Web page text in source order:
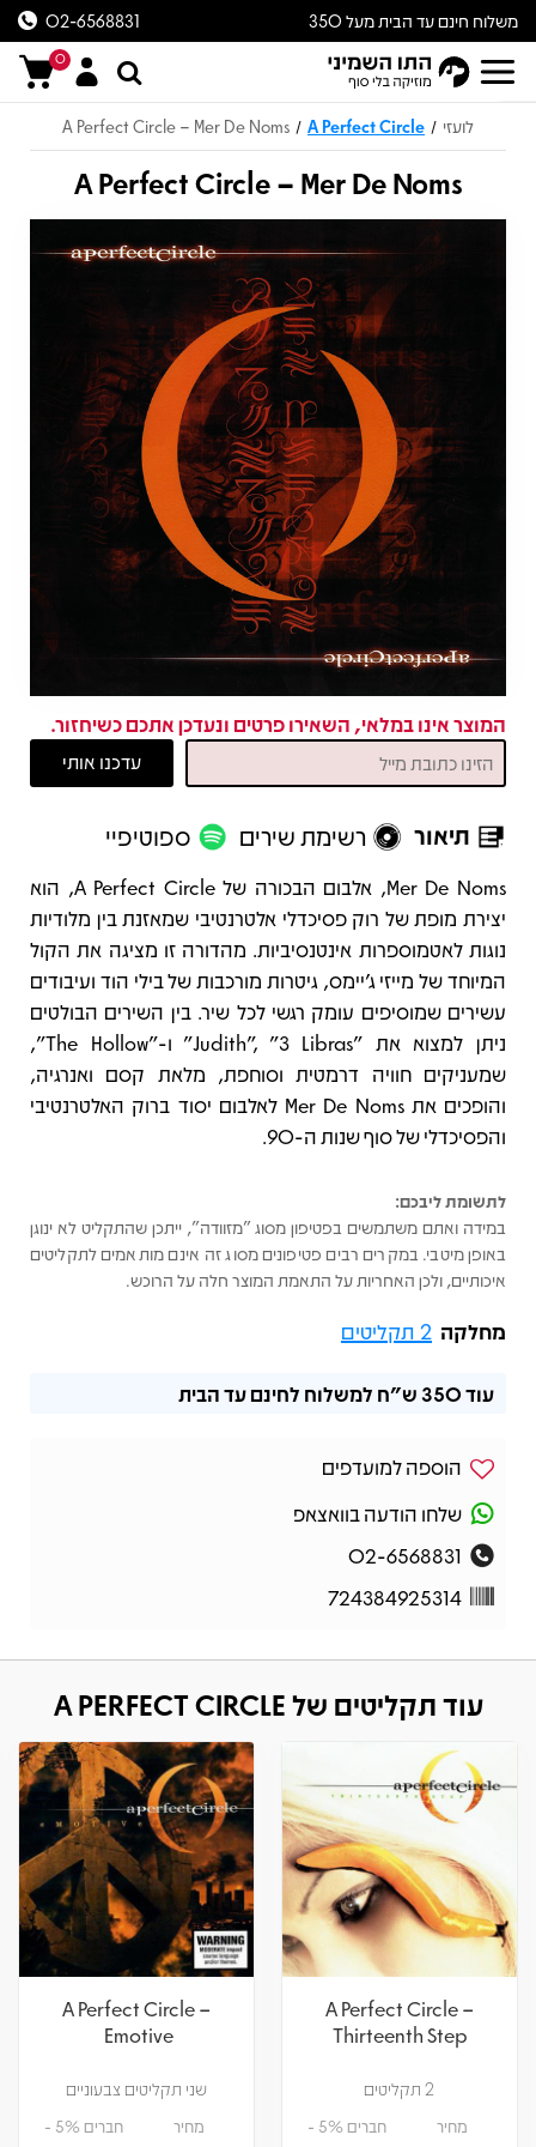
משלוח חינם עד הבית מעל 350
ש״ח
02-6568831
0
לועזי /
A Perfect Circle
/
A Perfect Circle – Mer De Noms
A Perfect Circle – Mer De Noms
המוצר אינו במלאי, השאירו פרטים ונעדכן אתכם כשיחזור.
תיאור רשימת שירים ספוטיפיי
תיאור
Mer De Noms, אלבום הבכורה של A Perfect Circle, הוא
יצירת מופת של רוק פסיכדלי אלטרנטיבי שמאזנת בין מלודיות
נוגות לאטמוספרות אינטנסיביות. מהדורה זו מציגה את הקול
המיוחד של מייזי ג'יימס, גיטרות מורכבות של בילי הוד ועיבודים
עשירים שמוסיפים עומק רגשי לכל שיר. בין השירים הבולטים
ניתן למצוא את "Judith", "3 Libras" ו-"The Hollow",
שמעניקים חוויה דרמטית וסוחפת, מלאת קסם ואנרגיה,
והופכים את Mer De Noms לאלבום יסוד ברוק האלטרנטיבי
והפסיכדלי של סוף שנות ה-90.
לתשומת ליבכם:
במידה ואתם משתמשים בפטיפון מסוג "מזוודה", ייתכן שהתקליט לא ינוגן
באופן מיטבי. במקרים רבים פטיפונים מסוג זה אינם מותאמים לתקליטים
איכותיים, ולכן האחריות על התאמת המוצר חלה על הרוכש.
מחלקה 2 תקליטים
עוד350 ש"ח למשלוח לחינם עד הבית
הוספה למועדפים
שלחו הודעה בוואצאפ
02-6568831
724384925314
עוד תקליטים של A PERFECT CIRCLE
A Perfect Circle –
Emotive
שני תקליטים צבעוניים
מחיר חברים 5% -
A Perfect Circle – Eat
The Elephant
2 תקליטים
מחיר חברים 5% -